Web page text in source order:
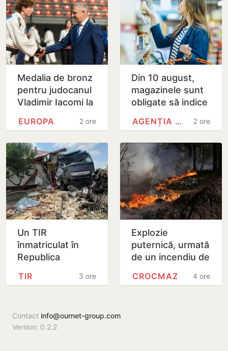
Medalia de bronz
pentru judocanul
Vladimir Iacomi la
tineret de la
2 ore
EUROPA
Din 10 august,
magazinele sunt
obligate să indice
alimentelor
2 ore
AGENȚIA NAȚIONALĂ PENTRU…
Un TIR
înmatriculat în
Republica
în două gospodării
la…
3 ore
TIR
Explozie
puternică, urmată
de un incendiu de
Crocmaz, raionul
4 ore
CROCMAZ
Contact info@ournet-group.com
Version: 0.2.2